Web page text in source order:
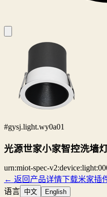
#gysj.light.wy0a01
光源世家小家智控洗墙
urn:miot-spec-
← 返回产品详情下载米家插
语言 中文 English